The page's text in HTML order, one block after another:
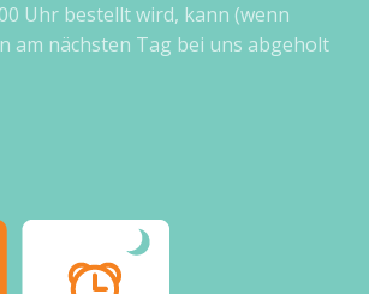
Uhr bestellt wird, kann (wenn
am nächsten Tag bei uns abgeholt